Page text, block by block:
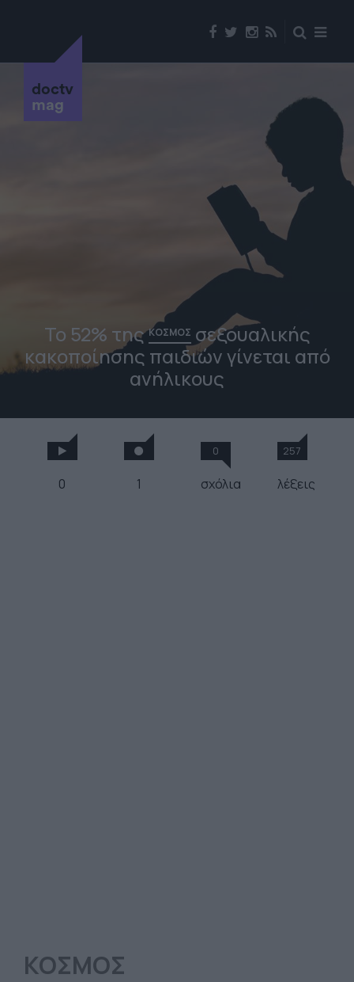
doctv
mag
Το 52% τηςΚΟΣΜΟΣ σεξουαλικής
κακοποίησης παιδιών γίνεται από
ανήλικους
0 1
0
σχόλια
257
λέξεις
ΚΟΣΜΟΣ